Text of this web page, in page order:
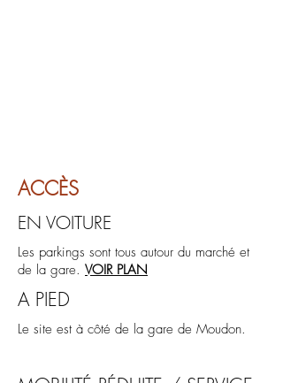
ACCÈS
EN VOITURE
Les parkings sont tous autour du marché et
de la gare. VOIR PLAN
A PIED
Le site est à côté de la gare de Moudon.